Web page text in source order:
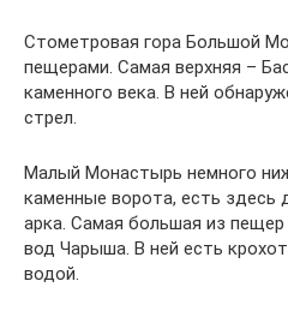
Стометровая гора Большой
пещерами. Самая верхняя –
каменного века. В ней
стрел.
Малый Монастырь немного
каменные ворота, есть здесь
арка. Самая большая из
вод Чарыша. В ней есть
водой.